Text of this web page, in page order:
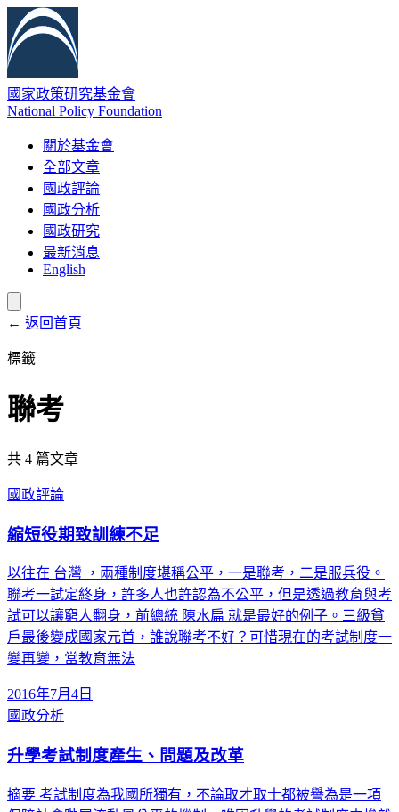
國家政策研究基金會
National Policy Foundation
關於基金會
全部文章
國政評論
國政分析
國政研究
最新消息
English
← 返回首頁
標籤
聯考
共 4 篇文章
國政評論
縮短役期致訓練不足
以往在 台灣 ，兩種制度堪稱公平，一是聯考，二是服兵役。
聯考一試定終身，許多人也許認為不公平，但是透過教育與考
試可以讓窮人翻身，前總統 陳水扁 就是最好的例子。三級貧
戶最後變成國家元首，誰說聯考不好？可惜現在的考試制度一
變再變，當教育無法
2016年7月4日
國政分析
升學考試制度產生、問題及改革
摘要 考試制度為我國所獨有，不論取才取士都被譽為是一項